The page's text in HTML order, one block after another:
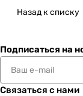
Назад к списку
Подписаться на
Связаться с нами